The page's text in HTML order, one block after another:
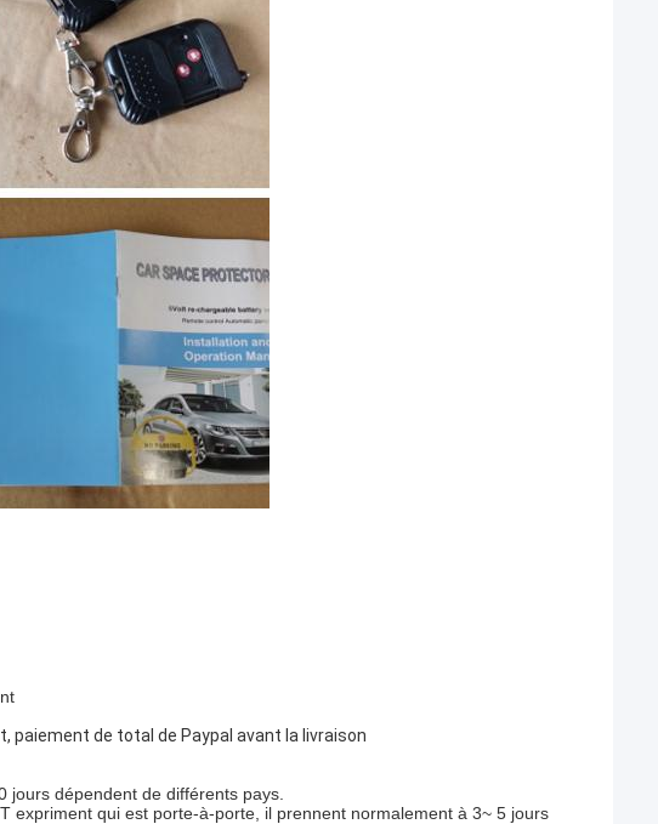
paiement de total de Paypal avant la livraison
jours dépendent de différents pays.
expriment qui est porte-à-porte, il prennent normalement à 3~ 5 jours